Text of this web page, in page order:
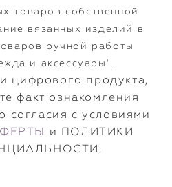
товаров собственной
вязанных изделий в
ручной работы
и аксессуары".
цифрового продукта,
факт ознакомления
согласия с условиями
и ПОЛИТИКИ